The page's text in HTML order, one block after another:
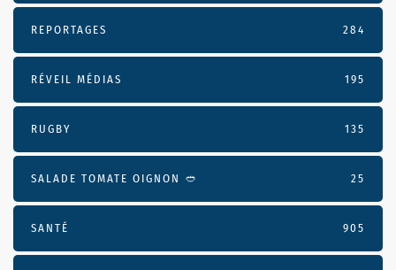
REPORTAGES 284
RÉVEIL MÉDIAS 195
RUGBY 135
SALADE TOMATE OIGNON 🥙 25
SANTÉ 905